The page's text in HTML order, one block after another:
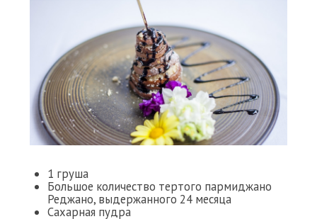
1 груша
Большое количество тертого пармиджано
Реджано, выдержанного 24 месяца
Сахарная пудра